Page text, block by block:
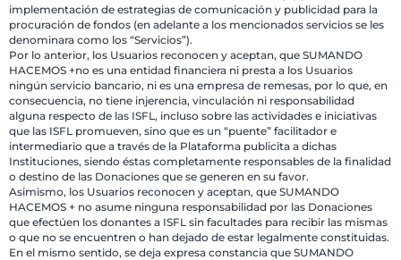
implementación de estrategias de comunicación y publicidad para la
procuración de fondos (en adelante a los mencionados servicios se les
denominara como los “Servicios”).
Por lo anterior, los Usuarios reconocen y aceptan, que SUMANDO
HACEMOS +no es una entidad financiera ni presta a los Usuarios
ningún servicio bancario, ni es una empresa de remesas, por lo que, en
consecuencia, no tiene injerencia, vinculación ni responsabilidad
alguna respecto de las ISFL, incluso sobre las actividades e iniciativas
que las ISFL promueven, sino que es un “puente” facilitador e
intermediario que a través de la Plataforma publicita a dichas
Instituciones, siendo éstas completamente responsables de la finalidad
o destino de las Donaciones que se generen en su favor.
Asimismo, los Usuarios reconocen y aceptan, que SUMANDO
HACEMOS + no asume ninguna responsabilidad por las Donaciones
que efectúen los donantes a ISFL sin facultades para recibir las mismas
o que no se encuentren o han dejado de estar legalmente constituidas.
En el mismo sentido, se deja expresa constancia que SUMANDO